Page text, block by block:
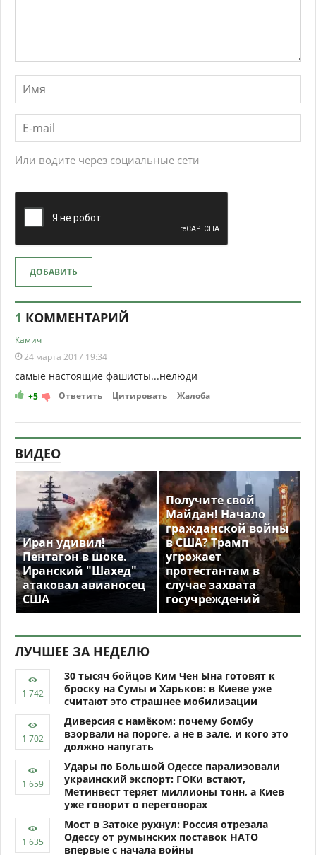
Или водите через социальные сети
ДОБАВИТЬ
1 КОММЕНТАРИЙ
Камич
24 марта 2017 19:34
самые настоящие фашисты...нелюди
+5 Ответить Цитировать Жалоба
ВИДЕО
Иран удивил!
Пентагон в шоке.
Иранский "Шахед"
атаковал авианосец
США
Получите свой
Майдан! Начало
гражданской войны
в США? Трамп
угрожает
протестантам в
случае захвата
госучреждений
ЛУЧШЕЕ ЗА НЕДЕЛЮ
30 тысяч бойцов Ким Чен Ына готовят к
броску на Сумы и Харьков: в Киеве уже
считают это страшнее мобилизации
Диверсия с намёком: почему бомбу
взорвали на пороге, а не в зале, и кого это
должно напугать
Удары по Большой Одессе парализовали
украинский экспорт: ГОКи встают,
Метинвест теряет миллионы тонн, а Киев
уже говорит о переговорах
Мост в Затоке рухнул: Россия отрезала
Одессу от румынских поставок НАТО
впервые с начала войны